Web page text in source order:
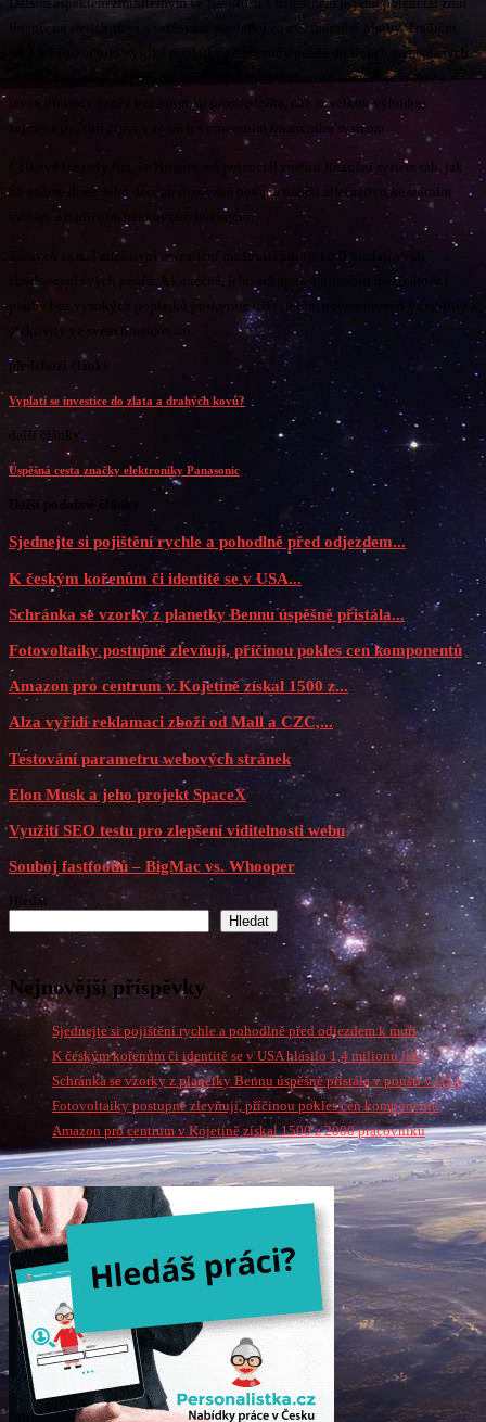
financemi třetich stran a snižování poplatků za mezinárodní platby. Tradiční
banky často účtujú vysoké poplatky za převody penĕz do jiných zemĕpisných
oblastí, což může být pro uživatele nevýhodné. Bitcoin umožňuje rychlé a
levné převody penĕz bez nutnosti prostředníka, což je velkou výhodou
zejména pro lidi žijící v zemích s omezením finančního systému.
Celkově lze tedy říci, že Bitcoin má potenciál změnit finanční systém tak, jak
ho známe dnes. Jeho decentralizovaná povaha nabízí alternativu ke státním
měnám a tradičním bankovním institucím.
Zároveň se stal atraktivní investiční možností pro ty, kteří hledají vyšší
zhodnocení svých peněz. A konečně, jeho schopnost usnadnit mezinárodní
platby bez vysokých poplatků poskytuje uživatelům novou úroveň flexibility a
efektivity ve svém financování.
předchozí články
Vyplatí se investice do zlata a drahých kovů?
další články
Úspěšná cesta značky elektroniky Panasonic
Další podobné články
Sjednejte si pojištění rychle a pohodlně před odjezdem...
K českým kořenům či identitě se v USA...
Schránka se vzorky z planetky Bennu úspěšně přistála...
Fotovoltaiky postupně zlevňují, příčinou pokles cen komponentů
Amazon pro centrum v Kojetíně získal 1500 z...
Alza vyřídí reklamaci zboží od Mall a CZC,...
Testování parametru webových stránek
Elon Musk a jeho projekt SpaceX
Využití SEO testu pro zlepšení viditelnosti webu
Souboj fastfoodů – BigMac vs. Whooper
Hledat
Hledat
Nejnovější příspěvky
Sjednejte si pojištění rychle a pohodlně před odjezdem k moři
K českým kořenům či identitě se v USA hlásilo 1,4 milionu lidí
Schránka se vzorky z planetky Bennu úspěšně přistála v poušti v USA
Fotovoltaiky postupně zlevňují, příčinou pokles cen komponentů
Amazon pro centrum v Kojetíně získal 1500 z 2000 pracovníků